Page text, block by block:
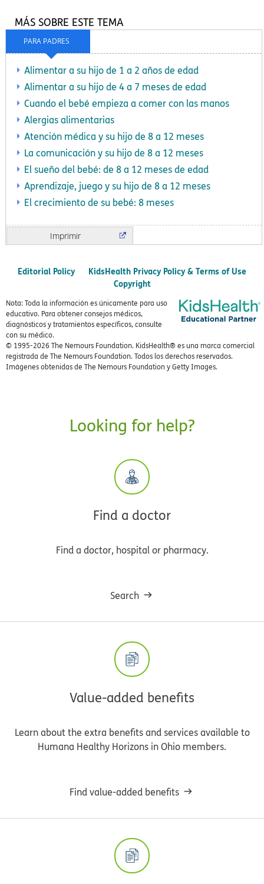
PARA PADRES
MÁS SOBRE ESTE TEMA
Alimentar a su hijo de 1 a 2 años de edad
Alimentar a su hijo de 4 a 7 meses de edad
Cuando el bebé empieza a comer con las manos
Alergias alimentarias
Atención médica y su hijo de 8 a 12 meses
La comunicación y su hijo de 8 a 12 meses
El sueño del bebé: de 8 a 12 meses de edad
Aprendizaje, juego y su hijo de 8 a 12 meses
El crecimiento de su bebé: 8 meses
Imprimir
Editorial Policy
KidsHealth Privacy Policy & Terms of Use
Copyright
Nota: Toda la información es únicamente para uso
educativo. Para obtener consejos médicos,
diagnósticos y tratamientos específicos, consulte
con su médico.
© 1995-2026 The Nemours Foundation. KidsHealth® es una marca comercial
registrada de The Nemours Foundation. Todos los derechos reservados.
Imágenes obtenidas de The Nemours Foundation y Getty Images.
Looking for help?
Find a doctor
Find a doctor, hospital or pharmacy.
Search
Value-added benefits
Learn about the extra benefits and services available to
Humana Healthy Horizons in Ohio members.
Find value-added benefits